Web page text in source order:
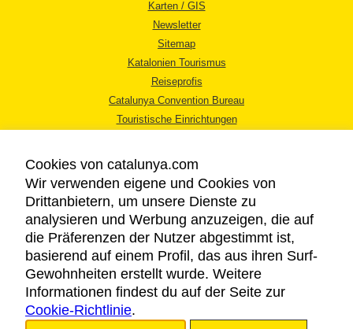
Karten / GIS
Newsletter
Sitemap
Katalonien Tourismus
Reiseprofis
Catalunya Convention Bureau
Touristische Einrichtungen
RECHTLICHER HINWEIS
DATENSCHUTZICHTLINIE
COOKIES
BARRIEREFREIHEIT
Cookies von catalunya.com
Wir verwenden eigene und Cookies von
Drittanbietern, um unsere Dienste zu
analysieren und Werbung anzuzeigen, die auf
die Präferenzen der Nutzer abgestimmt ist,
basierend auf einem Profil, das aus ihren Surf-
Gewohnheiten erstellt wurde. Weitere
Informationen findest du auf der Seite zur
Cookie-Richtlinie.